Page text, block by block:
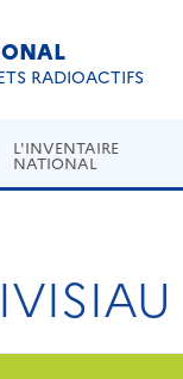
RADIOACTIFS
L'INVENTAIRE
NATIONAL